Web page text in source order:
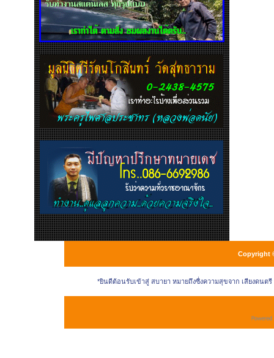
Copyright
*ยินดีต้อนรับเข้าสู่ สบายา หมายถึงซื่งความสุขจาก เสียงดน